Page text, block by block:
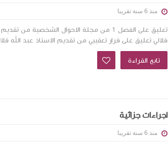
منذ 6 سنة تقريبا
تعليق على الفصل 1 من مجلة الاحوال الشخصية من
قلالي تعليق على قرار تعقيبي من تقديم الاستاذ عبد الله
تابع القراءة
اجراءات جزائية
منذ 6 سنة تقريبا